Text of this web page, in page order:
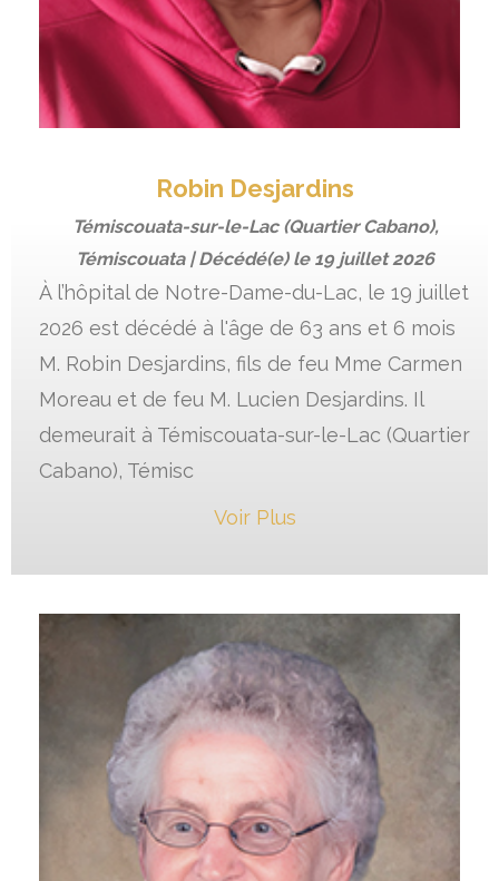
Robin Desjardins
Témiscouata-sur-le-Lac (Quartier Cabano),
Témiscouata | Décédé(e) le 19 juillet 2026
À l’hôpital de Notre-Dame-du-Lac, le 19 juillet
2026 est décédé à l'âge de 63 ans et 6 mois
M. Robin Desjardins, fils de feu Mme Carmen
Moreau et de feu M. Lucien Desjardins. Il
demeurait à Témiscouata-sur-le-Lac (Quartier
Cabano), Témisc
Voir Plus